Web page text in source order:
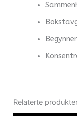
Relaterte